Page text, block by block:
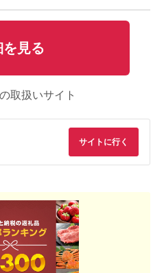
見る
取扱いサイト
サイトに行く